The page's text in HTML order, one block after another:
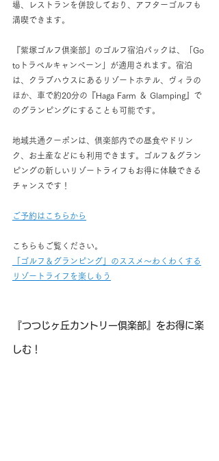
場、レストランを併設しており、アフターゴルフも
満喫できます。
『紫塚ゴルフ倶楽部』のゴルフ宿泊パックは、「Go
toトラベルキャンペーン」が適用されます。宿泊
は、クラブハウスにあるリゾートホテル、ヴィラの
ほか、車で約20分の『Haga Farm ＆ Glamping』で
のグランピングにすることも可能です。
地域共通クーポンは、倶楽部内での昼食やドリン
ク、お土産などにも利用できます。ゴルフ＆グラン
ピングの新しいリゾートライフもお得に体験できる
チャンスです！
ご予約はこちらから
こちらもご覧ください。
「ゴルフ＆グランピング」のススメ～わくわくする
リゾートライフを楽しもう
『つつじヶ丘カントリー倶楽部』をお得に楽
しむ！